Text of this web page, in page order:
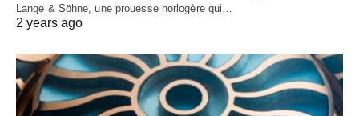
Lange & Söhne, une prouesse horlogère qui…
2 years ago